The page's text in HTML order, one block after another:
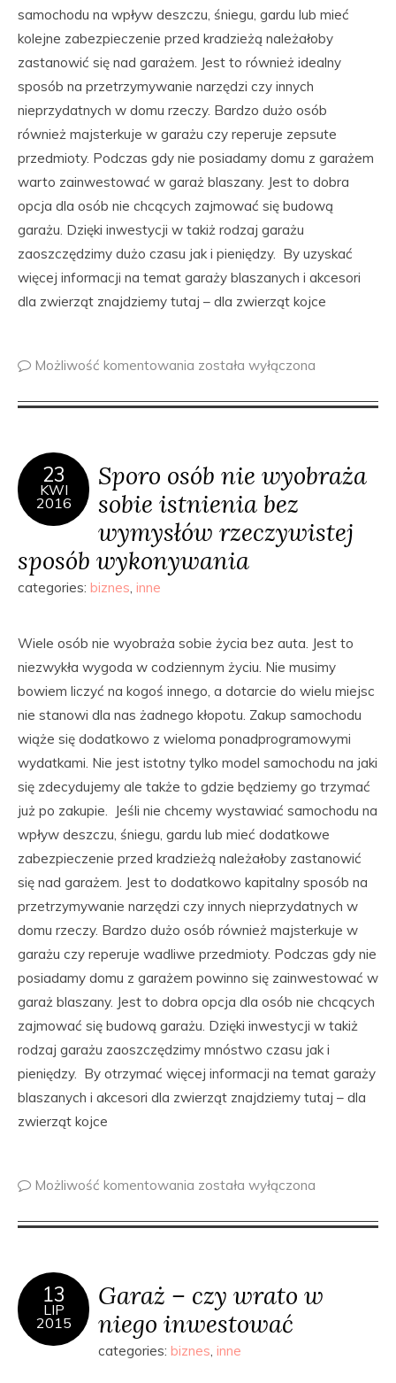
samochodu na wpływ deszczu, śniegu, gardu lub mieć
kolejne zabezpieczenie przed kradzieżą należałoby
zastanowić się nad garażem. Jest to również idealny
sposób na przetrzymywanie narzędzi czy innych
nieprzydatnych w domu rzeczy. Bardzo dużo osób
również majsterkuje w garażu czy reperuje zepsute
przedmioty. Podczas gdy nie posiadamy domu z garażem
warto zainwestować w garaż blaszany. Jest to dobra
opcja dla osób nie chcących zajmować się budową
garażu. Dzięki inwestycji w takiż rodzaj garażu
zaoszczędzimy dużo czasu jak i pieniędzy. By uzyskać
więcej informacji na temat garaży blaszanych i akcesori
dla zwierząt znajdziemy tutaj – dla zwierząt kojce
Możliwość komentowania została wyłączona
23
KWI
2016
Sporo osób nie wyobraża
sobie istnienia bez
wymysłów rzeczywistej
sposób wykonywania
categories: biznes, inne
Wiele osób nie wyobraża sobie życia bez auta. Jest to
niezwykła wygoda w codziennym życiu. Nie musimy
bowiem liczyć na kogoś innego, a dotarcie do wielu miejsc
nie stanowi dla nas żadnego kłopotu. Zakup samochodu
wiąże się dodatkowo z wieloma ponadprogramowymi
wydatkami. Nie jest istotny tylko model samochodu na jaki
się zdecydujemy ale także to gdzie będziemy go trzymać
już po zakupie. Jeśli nie chcemy wystawiać samochodu na
wpływ deszczu, śniegu, gardu lub mieć dodatkowe
zabezpieczenie przed kradzieżą należałoby zastanowić
się nad garażem. Jest to dodatkowo kapitalny sposób na
przetrzymywanie narzędzi czy innych nieprzydatnych w
domu rzeczy. Bardzo dużo osób również majsterkuje w
garażu czy reperuje wadliwe przedmioty. Podczas gdy nie
posiadamy domu z garażem powinno się zainwestować w
garaż blaszany. Jest to dobra opcja dla osób nie chcących
zajmować się budową garażu. Dzięki inwestycji w takiż
rodzaj garażu zaoszczędzimy mnóstwo czasu jak i
pieniędzy. By otrzymać więcej informacji na temat garaży
blaszanych i akcesori dla zwierząt znajdziemy tutaj – dla
zwierząt kojce
Możliwość komentowania została wyłączona
13
LIP
2015
Garaż – czy wrato w
niego inwestować
categories: biznes, inne